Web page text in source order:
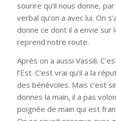
sourire qu’il nous donne,
verbal qu’on a avec lui. On
donne ce dont il a envie sur
reprend notre route.
Après on a aussi Vassili.
l’Est. C’est vrai qu’il a la
des bénévoles. Mais c’est
donnes la main, il a pas
poignée de main qui est